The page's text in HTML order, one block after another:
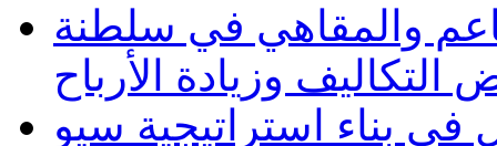
والمقاهي في سلطنة
وزيادة الأرباح
بناء استراتيجية سيو